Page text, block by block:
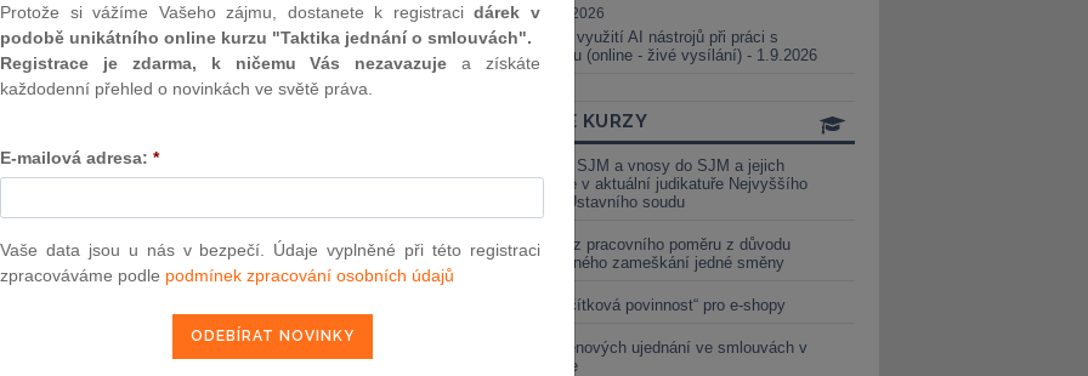
01.09.2026
Praktické využití AI nástrojů při práci s
judikaturou (online - živé vysílání) - 1.9.2026
ONLINE KURZY
Vnosy ze SJM a vnosy do SJM a jejich
valorizace v aktuální judikatuře Nejvyššího
soudu a Ústavního soudu
Výpověď z pracovního poměru z důvodu
neomluveného zameškání jedné směny
Nová „tlačítková povinnost“ pro e-shopy
Změna cenových ujednání ve smlouvách v
energetice
Protože si vážíme Vašeho zájmu, dostanete k registracidárek v
podobě unikátního online kurzu "Taktika jednání o smlouvách".
Registrace je zdarma, k ničemu Vás nezavazuje a získáte
každodenní přehled o novinkách ve světě práva.
E-mailová adresa: *
Vaše data jsou u nás v bezpečí. Údaje vyplněné při této registraci
zpracováváme podle podmínek zpracování osobních údajů